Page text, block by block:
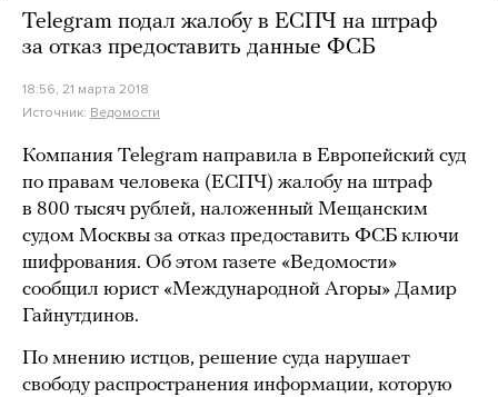
Telegram подал жалобу в ЕСПЧ на штраф
за отказ предоставить данные ФСБ
18:56, 21 марта 2018
Источник: Ведомости
Компания Telegram направила в Европейский суд
по правам человека (ЕСПЧ) жалобу на штраф
в 800 тысяч рублей, наложенный Мещанским
судом Москвы за отказ предоставить ФСБ ключи
шифрования. Об этом газете «Ведомости»
сообщил юрист «Международной Агоры» Дамир
Гайнутдинов.
По мнению истцов, решение суда нарушает
свободу распространения информации, которую